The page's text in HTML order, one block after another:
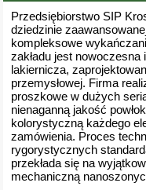
Przedsiębiorstwo SIP
dziedzinie
kompleksowe
zakładu jest nowoczesna
lakiernicza,
przemysłowej. Firma
proszkowe w dużych
nienaganną jakość
kolorystyczną każdego
zamówienia. Proces
rygorystycznych
przekłada się na
mechaniczną